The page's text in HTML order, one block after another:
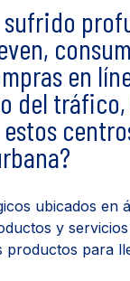
en
del
ubicados en
y
para